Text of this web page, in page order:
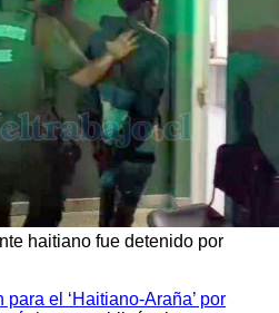
haitiano fue detenido por
el ‘Haitiano-Araña’ por